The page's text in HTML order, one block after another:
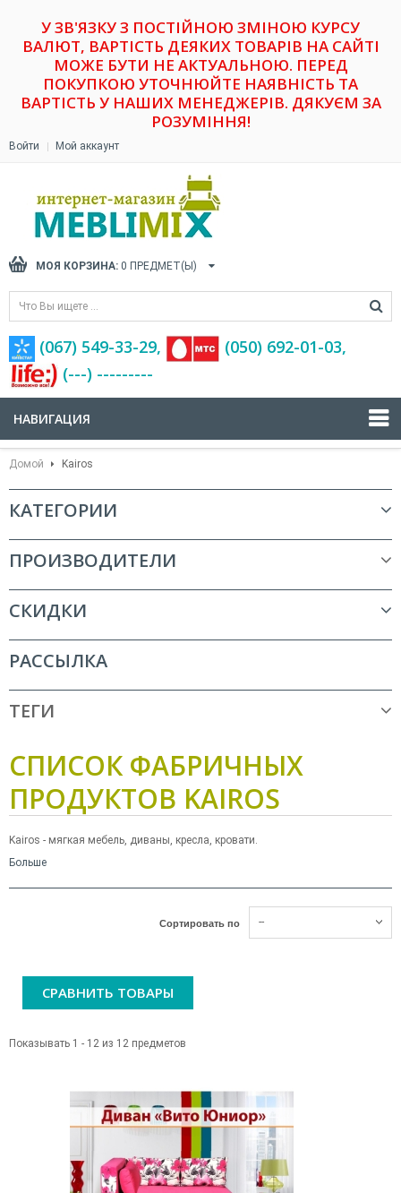
У ЗВ'ЯЗКУ З ПОСТІЙНОЮ ЗМІНОЮ КУРСУ
ВАЛЮТ, ВАРТІСТЬ ДЕЯКИХ ТОВАРІВ НА САЙТІ
МОЖЕ БУТИ НЕ АКТУАЛЬНОЮ. ПЕРЕД
ПОКУПКОЮ УТОЧНЮЙТЕ НАЯВНІСТЬ ТА
ВАРТІСТЬ У НАШИХ МЕНЕДЖЕРІВ. ДЯКУЄМ ЗА
РОЗУМІННЯ!
Войти Мой аккаунт
МОЯ КОРЗИНА: 0 ПРЕДМЕТ(Ы)
(067) 549-33-29,
(‎050) 692-01-03,
(---) ---------
НАВИГАЦИЯ
Домой Kairos
КАТЕГОРИИ
ПРОИЗВОДИТЕЛИ
СКИДКИ
РАССЫЛКА
ТЕГИ
СПИСОК ФАБРИЧНЫХ
ПРОДУКТОВ KAIROS
Kairos - мягкая мебель, диваны, кресла, кровати.
Больше
Сортировать по --
СРАВНИТЬ ТОВАРЫ
Показывать 1 - 12 из 12 предметов